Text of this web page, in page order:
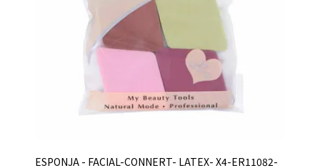
ESPONJA - FACIAL-CONNERT- LATEX- X4-ER11082-